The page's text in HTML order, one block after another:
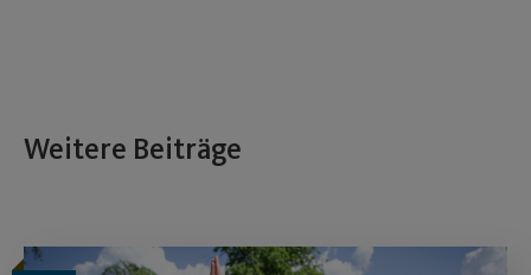
Weitere Beiträge